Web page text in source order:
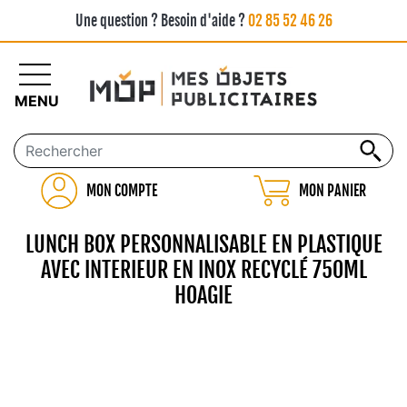
Une question ? Besoin d'aide ?02 85 52 46 26
MON COMPTE MON PANIER
MENU
LUNCH BOX PERSONNALISABLE EN PLASTIQUE
AVEC INTERIEUR EN INOX RECYCLÉ 750ML
HOAGIE